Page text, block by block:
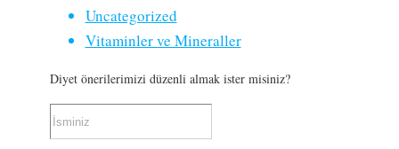
Uncategorized
Vitaminler ve Mineraller
Diyet önerilerimizi düzenli almak ister misiniz?